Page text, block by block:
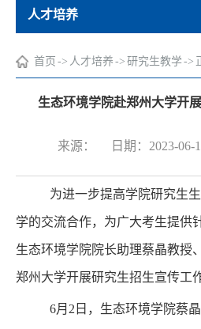
人才培养
首页 -> 人才培养 -> 研究生教学->
生态环境学院赴郑州大学开
来源： 日期：2023-06-
为进一步提高学院研究生
学的交流合作，为广大考生提供
生态环境学院院长助理蔡晶教授
郑州大学开展研究生招生宣传工作
6月2日，生态环境学院蔡